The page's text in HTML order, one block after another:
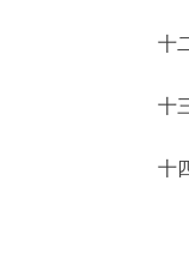
十二
十三
十四